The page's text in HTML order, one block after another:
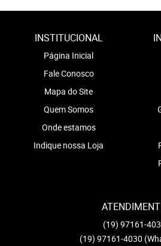
INSTITUCIONAL
Página Inicial
Fale Conosco
Mapa do Site
Quem Somos
Onde estamos
Indique nossa Loja
(19) 97161-
(19) 97161-4030